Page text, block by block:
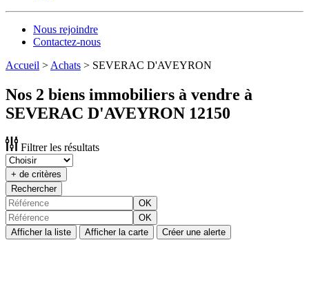
Nous rejoindre
Contactez-nous
Accueil > Achats > SEVERAC D'AVEYRON
Nos 2 biens immobiliers à vendre à
SEVERAC D'AVEYRON 12150
Filtrer les résultats
+ de critères
Rechercher
OK
OK
Afficher la liste
Afficher la carte Créer une alerte